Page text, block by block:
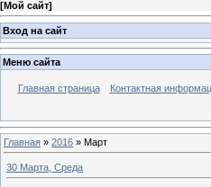
[Мой сайт]
Вход на сайт
Меню сайта
Главная страница Контактная
Главная » 2016 » Март
30 Марта, Среда